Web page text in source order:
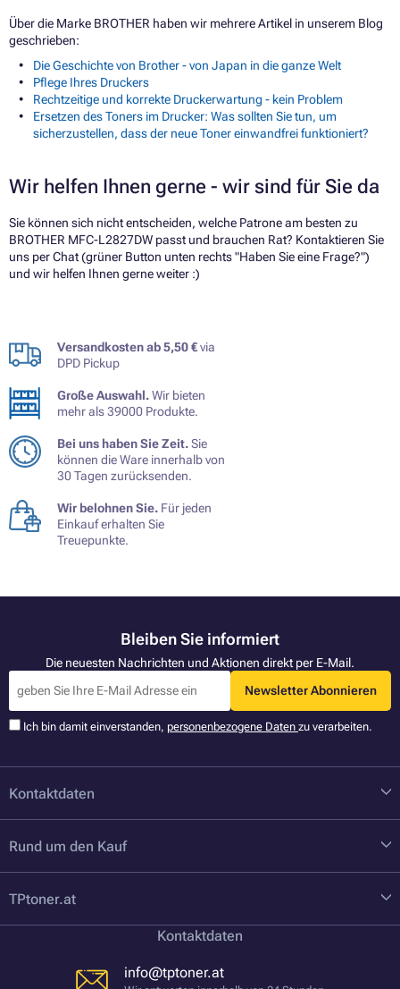
Über die Marke BROTHER haben wir mehrere Artikel in unserem Blog
geschrieben:
Die Geschichte von Brother - von Japan in die ganze Welt
Pflege Ihres Druckers
Rechtzeitige und korrekte Druckerwartung - kein Problem
Ersetzen des Toners im Drucker: Was sollten Sie tun, um
sicherzustellen, dass der neue Toner einwandfrei funktioniert?
Wir helfen Ihnen gerne - wir sind für Sie da
Sie können sich nicht entscheiden, welche Patrone am besten zu
BROTHER MFC-L2827DW passt und brauchen Rat? Kontaktieren Sie
uns per Chat (grüner Button unten rechts "Haben Sie eine Frage?")
und wir helfen Ihnen gerne weiter :)
Versandkosten ab 5,50 €via
DPD Pickup
Große Auswahl.Wir bieten
mehr als 39000 Produkte.
Bei uns haben Sie Zeit.Sie
können die Ware innerhalb von
30 Tagen zurücksenden.
Wir belohnen Sie. Für jeden
Einkauf erhalten Sie
Treuepunkte.
Bleiben Sie informiert
Die neuesten Nachrichten und Aktionen direkt per E-Mail.
Newsletter Abonnieren
Ich bin damit einverstanden, personenbezogene Daten zu verarbeiten.
Kontaktdaten
Rund um den Kauf
TPtoner.at
Kontaktdaten
info@tptoner.at